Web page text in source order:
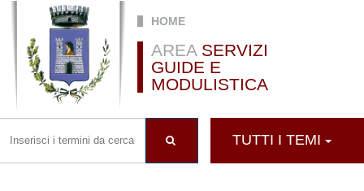
Salta al contenuto principale
HOME
AREASERVIZI
GUIDE E
MODULISTICA
TUTTI I TEMI